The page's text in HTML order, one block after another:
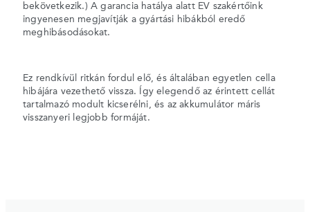
bekövetkezik.) A garancia hatálya alatt EV szakértőink
ingyenesen megjavítják a gyártási hibákból eredő
meghibásodásokat.
Ez rendkívül ritkán fordul elő, és általában egyetlen cella
hibájára vezethető vissza. Így elegendő az érintett cellát
tartalmazó modult kicserélni, és az akkumulátor máris
visszanyeri legjobb formáját.